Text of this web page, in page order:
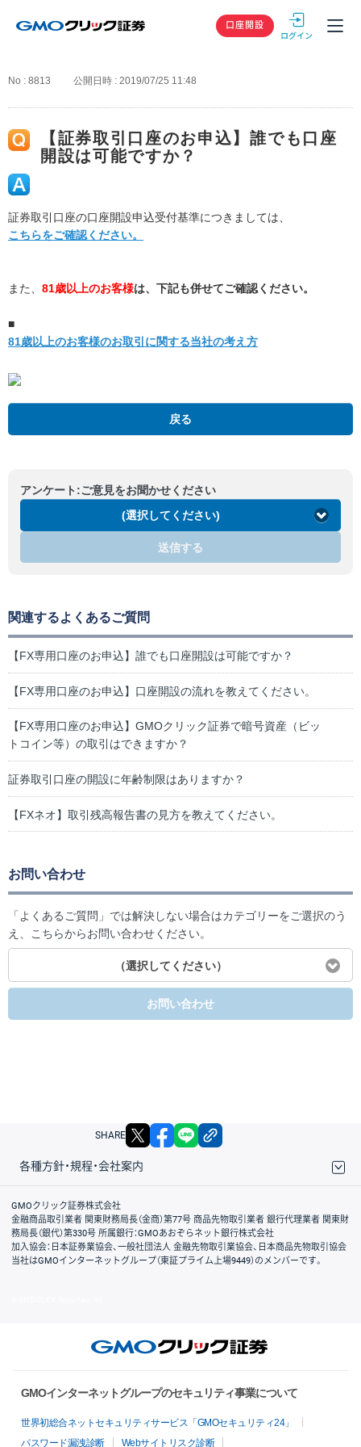
GMOクリック
口座開設
No : 8813 公開日時 : 2019/07/25 11:48
【証券取引口座のお申込】誰でも口座
開設は可能ですか？
証券取引口座の口座開設申込受付基準につきましては、
こちらをご確認ください。
また、 81歳以上のお客様は、下記も併せてご確認ください。
■
81歳以上のお客様のお取引に関する当社の考え方
戻る
アンケート:ご意見をお聞かせください
(選択してください)
送信する
関連するよくあるご質問
【FX専用口座のお申込】誰でも口座開設は可能ですか？
【FX専用口座のお申込】口座開設の流れを教えてください。
【FX専用口座のお申込】GMOクリック証券で暗号資産（ビッ
トコイン等）の取引はできますか？
証券取引口座の開設に年齢制限はありますか？
【FXネオ】取引残高報告書の見方を教えてください。
お問い合わせ
「よくあるご質問」では解決しない場合はカテゴリーをご選択のう
え、こちらからお問い合わせください。
（選択してください）
お問い合わせ
SHARE X facebook
各種方針・規程・会社案内
取引規程・約款
サイトマップ
その他のご案内
個人情報保護方針
最良執行方針
サイトのご利用について
ディスクレイマー
信託保全
リスク説明
会社案内
GMOクリック証券株式会社
金融商品取引業者 関東財務局長（金商）第77号 商品先物取引業者 銀行代理業者 関東財
務局長（銀代）第330号 所属銀行：GMOあおぞらネット銀行株式会社
加入協会：日本証券業協会、一般社団法人 金融先物取引業協会、日本商品先物取引協会
当社はGMOインターネットグループ（東証プライム上場9449）のメンバーです。
GMOインターネットグループのセキュリティ事業について
世界初総合ネットセキュリティサービス「GMOセキュリティ24」
パスワード漏洩診断
Webサイトリスク診断